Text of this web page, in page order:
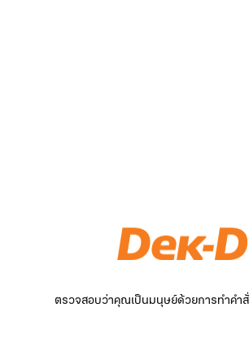
ตรวจสอบว่าคุณเป็นมนุษย์ด้วยการทำคำสั่